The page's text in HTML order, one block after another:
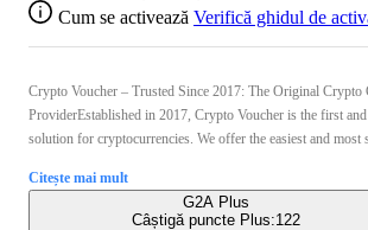
Cum se activează Verifică ghidul de
Crypto Voucher – Trusted Since 2017: The Original Crypto
ProviderEstablished in 2017, Crypto Voucher is the first
solution for cryptocurrencies. We offer the easiest and most
Citește mai mult
G2A Plus
Câștigă puncte Plus:122